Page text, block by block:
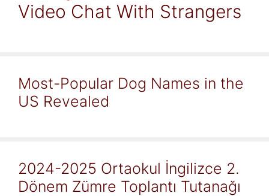
Video Chat With Strangers
Most-Popular Dog Names in the
US Revealed
2024-2025 Ortaokul İngilizce 2.
Dönem Zümre Toplantı Tutanağı